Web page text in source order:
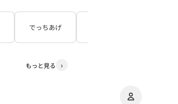
でっちあげ
もっと見る